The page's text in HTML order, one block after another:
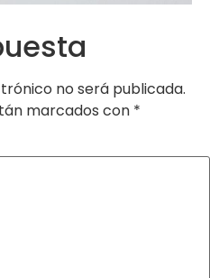
no será publicada.
marcados con *